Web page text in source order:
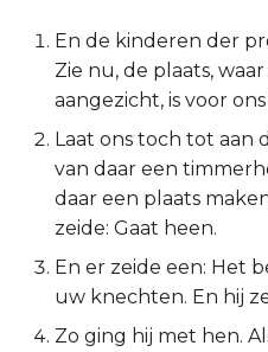
2 Koningen 6:8-12
2 Koningen 6:13-23
2 Koningen 6:24-33
Lukas
Johannes
Handelingen
Romeinen
1 Korinthe
2 Korinthe
En de kinderen der
Zie nu, de plaats,
aangezicht, is voor
Laat ons toch tot aan
van daar een
daar een plaats
zeide: Gaat heen.
En er zeide een: Het
uw knechten. En hij
Zo ging hij met hen.